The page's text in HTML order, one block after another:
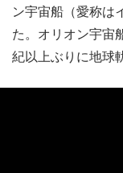
ン宇宙船（愛称は
た。オリオン宇宙
紀以上ぶりに地球